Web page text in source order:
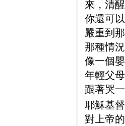
來，清
你還可
嚴重到
那種情
像一個
年輕父
跟著哭
耶穌基
對上帝